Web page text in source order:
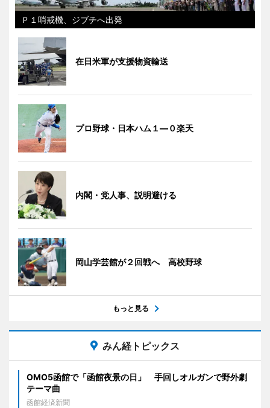
Ｐ１哨戒機、ジブチへ出発
在日米軍が支援物資輸送
プロ野球・日本ハム１―０楽天
内閣・党人事、説明避ける
岡山学芸館が２回戦へ 高校野球
もっと見る
みん経トピックス
OMO5函館で「函館夜景の日」 手回しオルガンで野外劇
テーマ曲
函館経済新聞